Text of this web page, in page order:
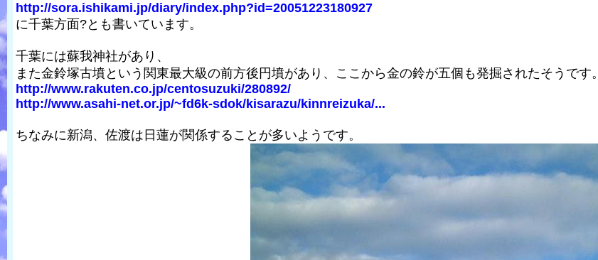
http://sora.ishikami.jp/diary/index.php?id=20051223180927
に千葉方面?とも書いています。
千葉には蘇我神社があり、
また金鈴塚古墳という関東最大級の前方後円墳があり、ここから金の鈴が五個も発掘されたそうです。
http://www.rakuten.co.jp/centosuzuki/280892/
http://www.asahi-net.or.jp/~fd6k-sdok/kisarazu/kinnreizuka/...
ちなみに新潟、佐渡は日蓮が関係することが多いようです。